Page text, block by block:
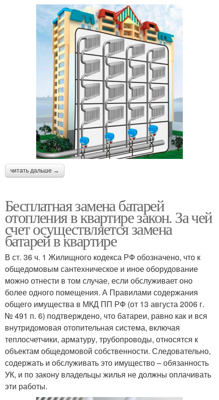
читать дальше →
Бесплатная замена батарей
отопления в квартире закон. За чей
счет осуществляется замена
батарей в квартире
В ст. 36 ч. 1 Жилищного кодекса РФ обозначено, что к
общедомовым сантехническое и иное оборудование
можно отнести в том случае, если обслуживает оно
более одного помещения. А Правилами содержания
общего имущества в МКД ПП РФ (от 13 августа 2006 г.
№ 491 п. 6) подтверждено, что батареи, равно как и вся
внутридомовая отопительная система, включая
теплосчетчики, арматуру, трубопроводы, относятся к
объектам общедомовой собственности. Следовательно,
содержать и обслуживать это имущество – обязанность
УК, и по закону владельцы жилья не должны оплачивать
эти работы.